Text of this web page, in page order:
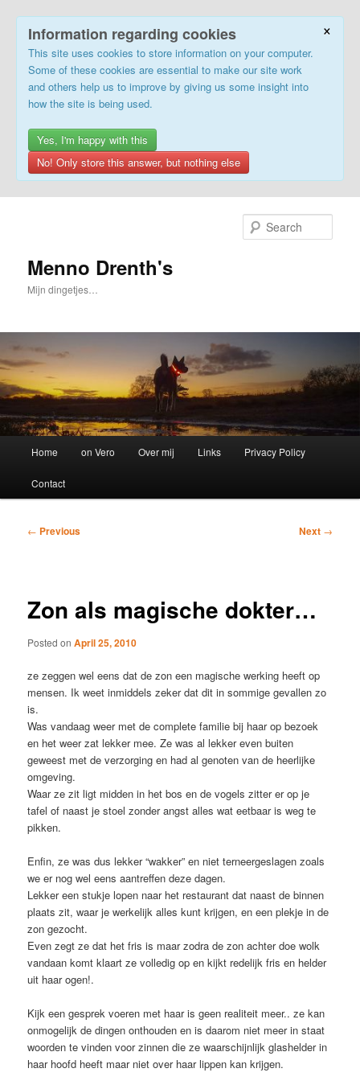
×
Information regarding cookies
This site uses cookies to store information on your computer.
Some of these cookies are essential to make our site work
and others help us to improve by giving us some insight into
how the site is being used.
Yes, I'm happy with this
No! Only store this answer, but nothing else
Menno Drenth's
Mijn dingetjes…
Home on Vero Over mij Links Privacy Policy
Contact
Post
← Previous Next →
Zon als magische dokter…
Posted onApril 25, 2010
ze zeggen wel eens dat de zon een magische werking heeft op
mensen. Ik weet inmiddels zeker dat dit in sommige gevallen zo
is.
Was vandaag weer met de complete familie bij haar op bezoek
en het weer zat lekker mee. Ze was al lekker even buiten
geweest met de verzorging en had al genoten van de heerlijke
omgeving.
Waar ze zit ligt midden in het bos en de vogels zitter er op je
tafel of naast je stoel zonder angst alles wat eetbaar is weg te
pikken.
Enfin, ze was dus lekker “wakker” en niet terneergeslagen zoals
we er nog wel eens aantreffen deze dagen.
Lekker een stukje lopen naar het restaurant dat naast de binnen
plaats zit, waar je werkelijk alles kunt krijgen, en een plekje in de
zon gezocht.
Even zegt ze dat het fris is maar zodra de zon achter doe wolk
vandaan komt klaart ze volledig op en kijkt redelijk fris en helder
uit haar ogen!.
Kijk een gesprek voeren met haar is geen realiteit meer.. ze kan
onmogelijk de dingen onthouden en is daarom niet meer in staat
woorden te vinden voor zinnen die ze waarschijnlijk glashelder in
haar hoofd heeft maar niet over haar lippen kan krijgen.